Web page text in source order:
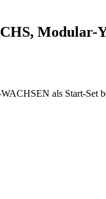
Modular-